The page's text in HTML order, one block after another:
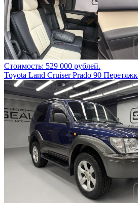
Стоимость: 529 000 рублей.
Toyota Land Cruiser Prado 90